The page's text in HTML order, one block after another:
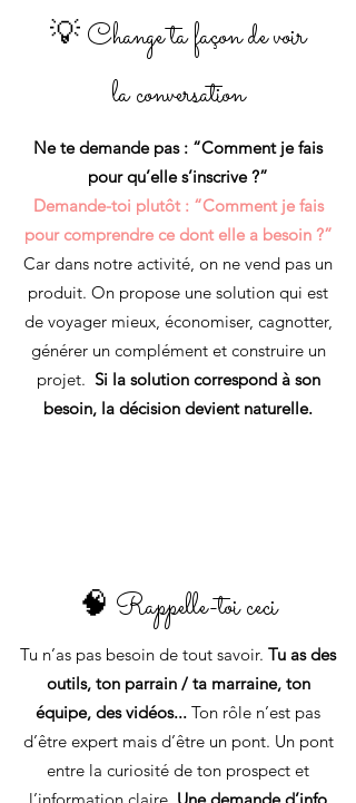
💡 Change ta façon de voir
la conversation
Ne te demande pas : “Comment je fais
pour qu’elle s’inscrive ?”
Demande-toi plutôt : “Comment je fais
pour comprendre ce dont elle a besoin ?”
Car dans notre activité, on ne vend pas un
produit. On propose une solution qui est
de voyager mieux, économiser, cagnotter,
générer un complément et construire un
projet. Si la solution correspond à son
besoin, la décision devient naturelle.
🧠 Rappelle-toi ceci
Tu n’as pas besoin de tout savoir. Tu as des
outils, ton parrain / ta marraine, ton
équipe, des vidéos... Ton rôle n’est pas
d’être expert mais d’être un pont. Un pont
entre la curiosité de ton prospect et